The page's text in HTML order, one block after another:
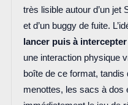
très lisible autour d’un jet
et d’un buggy de fuite.
lancer puis à
une interaction physique
boîte de ce format,
menottes, les sacs à dos